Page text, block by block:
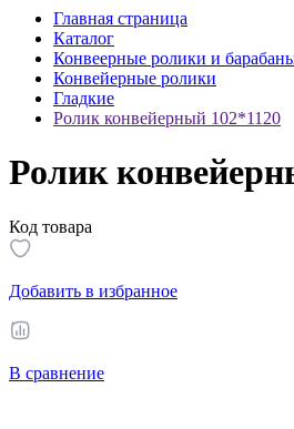
Главная страница
Каталог
Конвеерные ролики и
Конвейерные ролики
Гладкие
Ролик конвейерный 102*1120
Ролик
Код товара
Добавить в избранное
В сравнение